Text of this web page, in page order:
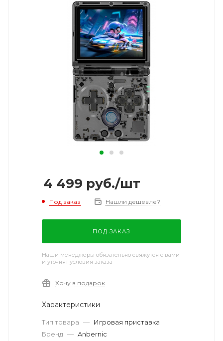
4 499 руб./шт
Под заказ Нашли дешевле?
ПОД ЗАКАЗ
Наши менеджеры обязательно свяжутся с вами
и уточнят условия заказа
Хочу в подарок
Характеристики
Тип товара — Игровая приставка
Бренд — Anbernic